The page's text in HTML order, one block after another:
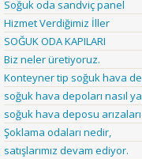
Soğuk oda sandviç panel
Hizmet Verdiğimiz İller
SOĞUK ODA KAPILARI
Biz neler üretiyoruz.
Konteyner tip soğuk hava
soğuk hava depoları nasıl
soğuk hava deposu arızaları
Şoklama odaları nedir,
satışlarımız devam ediyor.